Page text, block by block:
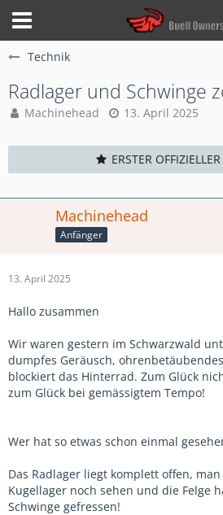
Technik
Radlager und Schwinge
Machinehead 13. April 2025
ERSTER
Machinehead
Anfänger
13. April 2025
Hallo zusammen
Wir waren gestern im Schwarzwald
dumpfes Geräusch,
blockiert das Hinterrad. Zum Glück
zum Glück bei gemässigtem Tempo!
Wer hat so etwas schon einmal
Das Radlager liegt komplett offen,
Kugellager noch sehen und die Felge
Schwinge gefressen!